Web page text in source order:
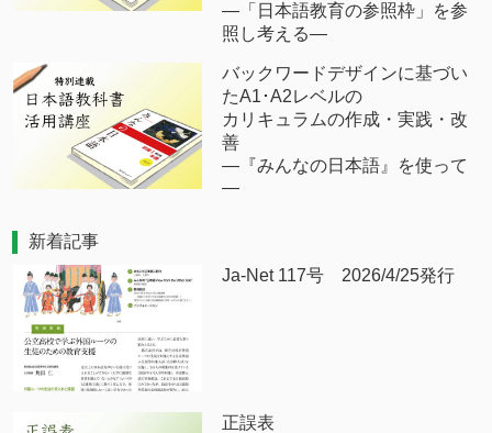
―「日本語教育の参照枠」を参
照し考える―
バックワードデザインに基づい
たA1･A2レベルの
カリキュラムの作成・実践・改
善
―『みんなの日本語』を使って
―
新着記事
Ja-Net 117号 2026/4/25発行
正誤表